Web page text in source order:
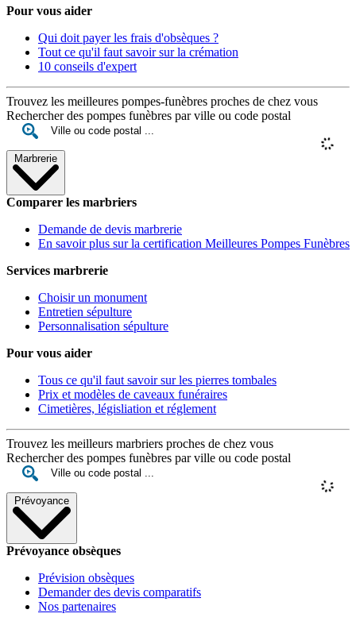
Pour vous aider
Qui doit payer les frais d'obsèques ?
Tout ce qu'il faut savoir sur la crémation
10 conseils d'expert
Trouvez les meilleures pompes-funèbres proches de chez vous
Rechercher des pompes funèbres par ville ou code postal
Marbrerie
Comparer les marbriers
Demande de devis marbrerie
En savoir plus sur la certification Meilleures Pompes Funèbres
Services marbrerie
Choisir un monument
Entretien sépulture
Personnalisation sépulture
Pour vous aider
Tous ce qu'il faut savoir sur les pierres tombales
Prix et modèles de caveaux funéraires
Cimetières, législiation et réglement
Trouvez les meilleurs marbriers proches de chez vous
Rechercher des pompes funèbres par ville ou code postal
Prévoyance
Prévoyance obsèques
Prévision obsèques
Demander des devis comparatifs
Nos partenaires